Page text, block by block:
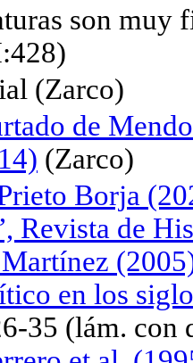
son muy
(Zarco)
de
(Zarco)
Borja
Revista de
en los
35 (lám. con